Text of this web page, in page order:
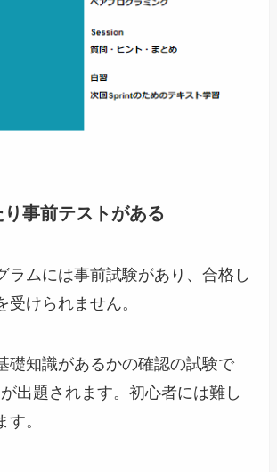
事前テストがある
ラムには事前試験があり、合格し
受けられません。
礎知識があるかの確認の試験で
出題されます。初心者には難し
。